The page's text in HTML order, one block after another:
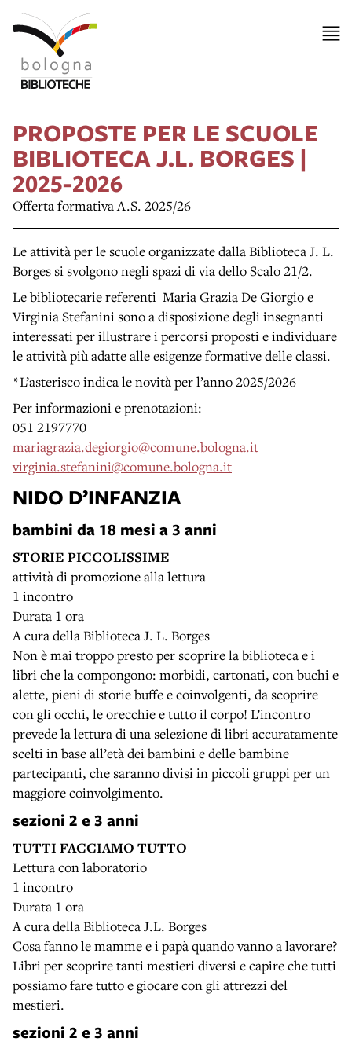
PROPOSTE PER LE SCUOLE
BIBLIOTECA J.L. BORGES |
2025-2026
Offerta formativa A.S. 2025/26
Le attività per le scuole organizzate dalla Biblioteca J. L.
Borges si svolgono negli spazi di via dello Scalo 21/2.
Le bibliotecarie referenti Maria Grazia De Giorgio e
Virginia Stefanini sono a disposizione degli insegnanti
interessati per illustrare i percorsi proposti e individuare
le attività più adatte alle esigenze formative delle classi.
*L’asterisco indica le novità per l’anno 2025/2026
Per informazioni e prenotazioni:
051 2197770
mariagrazia.degiorgio@comune.bologna.it
virginia.stefanini@comune.bologna.it
NIDO D’INFANZIA
bambini da 18 mesi a 3 anni
STORIE PICCOLISSIME
attività di promozione alla lettura
1 incontro
Durata 1 ora
A cura della Biblioteca J. L. Borges
Non è mai troppo presto per scoprire la biblioteca e i
libri che la compongono: morbidi, cartonati, con buchi e
alette, pieni di storie buffe e coinvolgenti, da scoprire
con gli occhi, le orecchie e tutto il corpo! L’incontro
prevede la lettura di una selezione di libri accuratamente
scelti in base all’età dei bambini e delle bambine
partecipanti, che saranno divisi in piccoli gruppi per un
maggiore coinvolgimento.
sezioni 2 e 3 anni
TUTTI FACCIAMO TUTTO
Lettura con laboratorio
1 incontro
Durata 1 ora
A cura della Biblioteca J.L. Borges
Cosa fanno le mamme e i papà quando vanno a lavorare?
Libri per scoprire tanti mestieri diversi e capire che tutti
possiamo fare tutto e giocare con gli attrezzi del
mestieri.
sezioni 2 e 3 anni